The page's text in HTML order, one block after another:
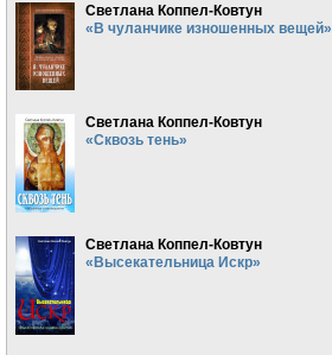
Светлана Коппел-Ковтун
«В чуланчике изношенных вещей»
Светлана Коппел-Ковтун
«Сквозь тень»
Светлана Коппел-Ковтун
«Высекательница Искр»